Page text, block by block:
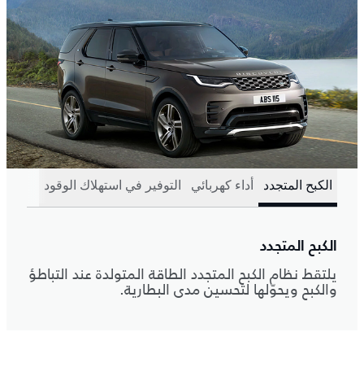
الكبح المتجدد أداء كهربائي التوفير في استهلاك الوقود
الكبح المتجدد
يلتقط نظام الكبح المتجدد الطاقة المتولدة عند التباطؤ
والكبح ويحوّلها لتحسين مدى البطارية.